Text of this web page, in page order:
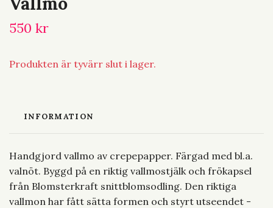
550 kr
Produkten är tyvärr slut i lager.
INFORMATION
Handgjord vallmo av crepepapper. Färgad med bl.a.
valnöt. Byggd på en riktig vallmostjälk och frökapsel
från Blomsterkraft snittblomsodling. Den riktiga
vallmon har fått sätta formen och styrt utseendet -